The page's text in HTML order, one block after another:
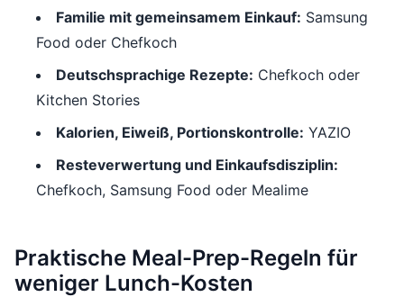
Familie mit gemeinsamem Einkauf: Samsung
Food oder Chefkoch
Deutschsprachige Rezepte: Chefkoch oder
Kitchen Stories
Kalorien, Eiweiß, Portionskontrolle: YAZIO
Resteverwertung und Einkaufsdisziplin:
Chefkoch, Samsung Food oder Mealime
Praktische Meal-Prep-Regeln für
weniger Lunch-Kosten